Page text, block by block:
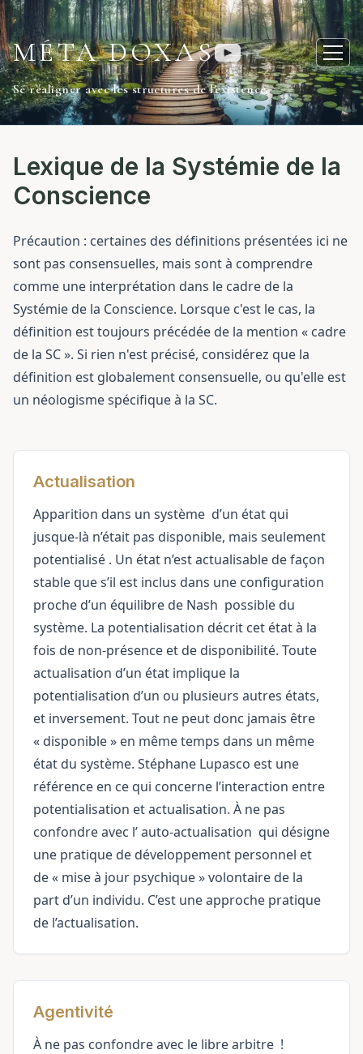
MÉTA DOXAS
Se réaligner avec les structures de l'existence
Lexique de la Systémie de la
Conscience
Précaution : certaines des définitions présentées ici ne
sont pas consensuelles, mais sont à comprendre
comme une interprétation dans le cadre de la
Systémie de la Conscience. Lorsque c'est le cas, la
définition est toujours précédée de la mention « cadre
de la SC ». Si rien n'est précisé, considérez que la
définition est globalement consensuelle, ou qu'elle est
un néologisme spécifique à la SC.
Actualisation
Apparition dans un système d’un état qui
jusque-là n’était pas disponible, mais seulement
potentialisé . Un état n’est actualisable de façon
stable que s’il est inclus dans une configuration
proche d’un équilibre de Nash possible du
système. La potentialisation décrit cet état à la
fois de non-présence et de disponibilité. Toute
actualisation d’un état implique la
potentialisation d’un ou plusieurs autres états,
et inversement. Tout ne peut donc jamais être
« disponible » en même temps dans un même
état du système. Stéphane Lupasco est une
référence en ce qui concerne l’interaction entre
potentialisation et actualisation. À ne pas
confondre avec l’auto-actualisation qui désigne
une pratique de développement personnel et
de « mise à jour psychique » volontaire de la
part d’un individu. C’est une approche pratique
de l’actualisation.
Agentivité
À ne pas confondre avec le libre arbitre !